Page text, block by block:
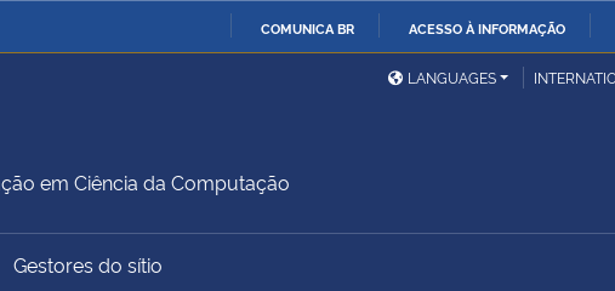
COMUNICA BR ACESSO À INFORMAÇÃO
e
Ministério da Defesa
Ministério das Relações
Exteriores
Ministério do
LANGUAGES
em Ciência da Computação
Gestores do sítio